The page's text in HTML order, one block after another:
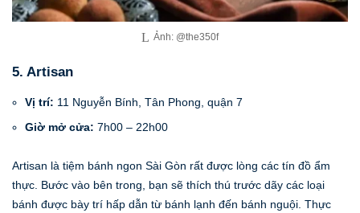
Ảnh: @the350f
5. Artisan
Vị trí: 11 Nguyễn Bính, Tân Phong, quận 7
Giờ mở cửa: 7h00 – 22h00
Artisan là tiệm bánh ngon Sài Gòn rất được lòng các tín đồ ẩm
thực. Bước vào bên trong, bạn sẽ thích thú trước dãy các loại
bánh được bày trí hấp dẫn từ bánh lạnh đến bánh nguội. Thực